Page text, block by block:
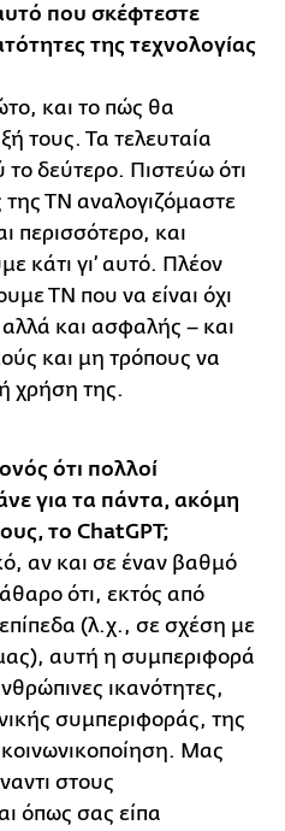
που σκέφτεστε
της τεχνολογίας
και το πώς θα
τους. Τα τελευταία
το δεύτερο. Πιστεύω ότι
της ΤΝ αναλογιζόμαστε
περισσότερο, και
κάτι γι’ αυτό. Πλέον
ΤΝ που να είναι όχι
και ασφαλής – και
και μη τρόπους να
χρήση της.
ότι πολλοί
για τα πάντα, ακόμη
το ChatGPT;
αν και σε έναν βαθμό
ότι, εκτός από
(λ.χ., σε σχέση με
αυτή η συμπεριφορά
ικανότητες,
συμπεριφοράς, της
Μας
στους
όπως σας είπα